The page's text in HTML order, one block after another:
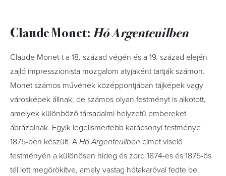
Claude Monet:Hó Argenteuilben
Claude Monet-t a 18. század végén és a 19. század elején
zajló impresszionista mozgalom atyjaként tartják számon.
Monet számos művének középpontjában tájképek vagy
városképek állnak, de számos olyan festményt is alkotott,
amelyek különböző társadalmi helyzetű embereket
ábrázolnak. Egyik legelismertebb karácsonyi festménye
1875-ben készült. A Hó Argenteuilben címet viselő
festményén a különösen hideg és zord 1874-es és 1875-ös
tél lett megörökítve, amely vastag hótakaróval fedte be